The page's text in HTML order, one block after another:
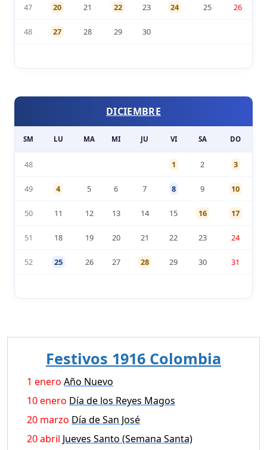
47 20 21 22 23 24 25 26
48 27 28 29 30
DICIEMBRE
SM LU MA MI JU VI SA DO
48 1 2 3
49 4 5 6 7 8 9 10
50 11 12 13 14 15 16 17
51 18 19 20 21 22 23 24
52 25 26 27 28 29 30 31
Festivos 1916 Colombia
1 enero Año Nuevo
10 enero Día de los Reyes Magos
20 marzo Día de San José
20 abril Jueves Santo (Semana Santa)